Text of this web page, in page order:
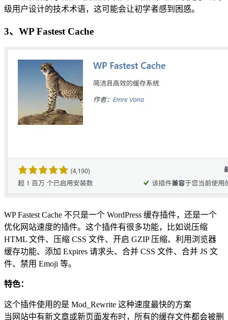
级用户设计的技术术语，这可能会让初学者感到困惑。
3、WP Fastest Cache
WP Fastest Cache 不只是一个 WordPress 缓存插件，还是一个
优化网站速度的插件。这个插件有很多功能，比如说压缩
HTML 文件、压缩 CSS 文件、开启 GZIP 压缩、利用浏览器
缓存功能、添加 Expires 请求头、合并 CSS 文件、合并 JS 文
件、禁用 Emoji 等。
特色：
这个插件使用的是 Mod_Rewrite 这种速度最快的方案
当网站中有新文章或新页面发布时，所有的缓存文件都会被删